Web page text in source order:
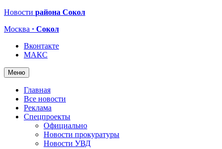
Новости района Сокол
Москва · Сокол
Вконтакте
МАКС
Меню
Главная
Все новости
Реклама
Спецпроекты
Официально
Новости прокуратуры
Новости УВД